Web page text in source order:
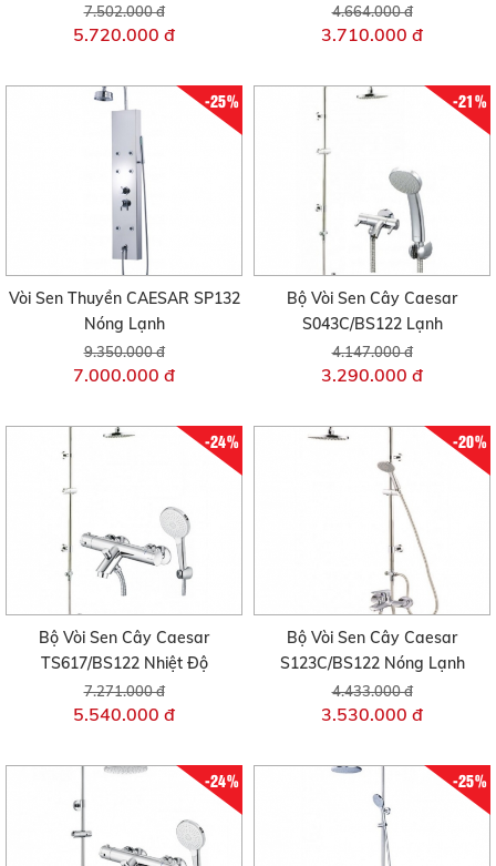
7.502.000 đ
5.720.000 đ
4.664.000 đ
3.710.000 đ
-25%
Vòi Sen Thuyền CAESAR SP132
Nóng Lạnh
9.350.000 đ
7.000.000 đ
-21%
Bộ Vòi Sen Cây Caesar
S043C/BS122 Lạnh
4.147.000 đ
3.290.000 đ
-24%
Bộ Vòi Sen Cây Caesar
TS617/BS122 Nhiệt Độ
7.271.000 đ
5.540.000 đ
-20%
Bộ Vòi Sen Cây Caesar
S123C/BS122 Nóng Lạnh
4.433.000 đ
3.530.000 đ
-24% -25%